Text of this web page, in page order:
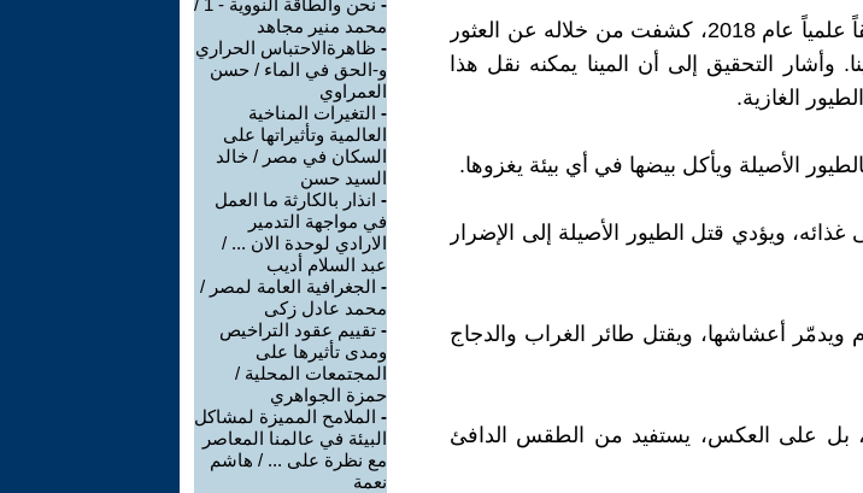
ونشرت مجلة "ساينس دايلي" تحقيقاً علمياً عام 2018، كشفت من خلاله عن العثور
وأشار التحقيق إلى أن المينا يمكنه نقل هذا
الغازية.
الأصيلة ويأكل بيضها في أي بيئة يغزوها.
ويؤدي قتل الطيور الأصيلة إلى الإضرار
ويدمّر أعشاشها، ويقتل طائر الغراب والدجاج
بل على العكس، يستفيد من الطقس الدافئ
-
نحن والطاقة النووية - 1 /
محمد منير مجاهد
- ظاهرةالاحتباس الحراري
و-الحق في الماء / حسن
العمراوي
- التغيرات المناخية
العالمية وتأثيراتها على
السكان في مصر / خالد
السيد حسن
- انذار بالكارثة ما العمل
في مواجهة التدمير
الارادي لوحدة الان ... /
عبد السلام أديب
- الجغرافية العامة لمصر /
محمد عادل زكى
- تقييم عقود التراخيص
ومدى تأثيرها على
المجتمعات المحلية /
حمزة الجواهري
- الملامح المميزة لمشاكل
البيئة في عالمنا المعاصر
مع نظرة على ... / هاشم
نعمة